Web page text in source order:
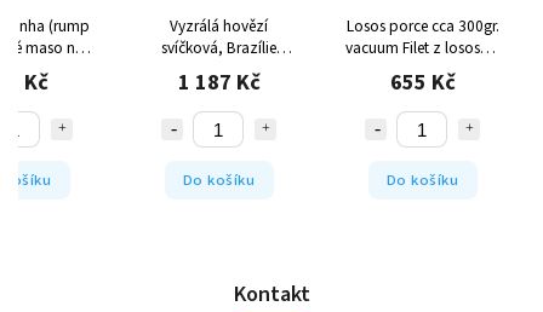
(rump
maso na
i plátky
Kč
košíku
Vyzrálá hovězí
svíčková, Brazílie
Vysoce kvalitní brazilská
hovězí svíčková
1 187 Kč
Do košíku
Losos porce cca 300gr.
vacuum Filet z lososa z
farmového chovu
655 Kč
Do košíku
Kontakt